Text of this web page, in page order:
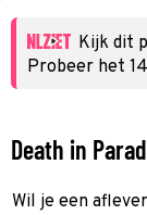
Kijk dit
Probeer het
Death in
Wil je een